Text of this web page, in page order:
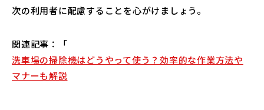
次の利用者に配慮することを心がけましょう。
関連記事：「
洗車場の掃除機はどうやって使う？効率的な作業方法や
マナーも解説